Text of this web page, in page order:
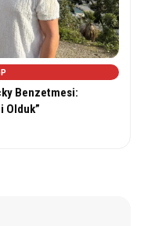
Benzetmesi:
Olduk”